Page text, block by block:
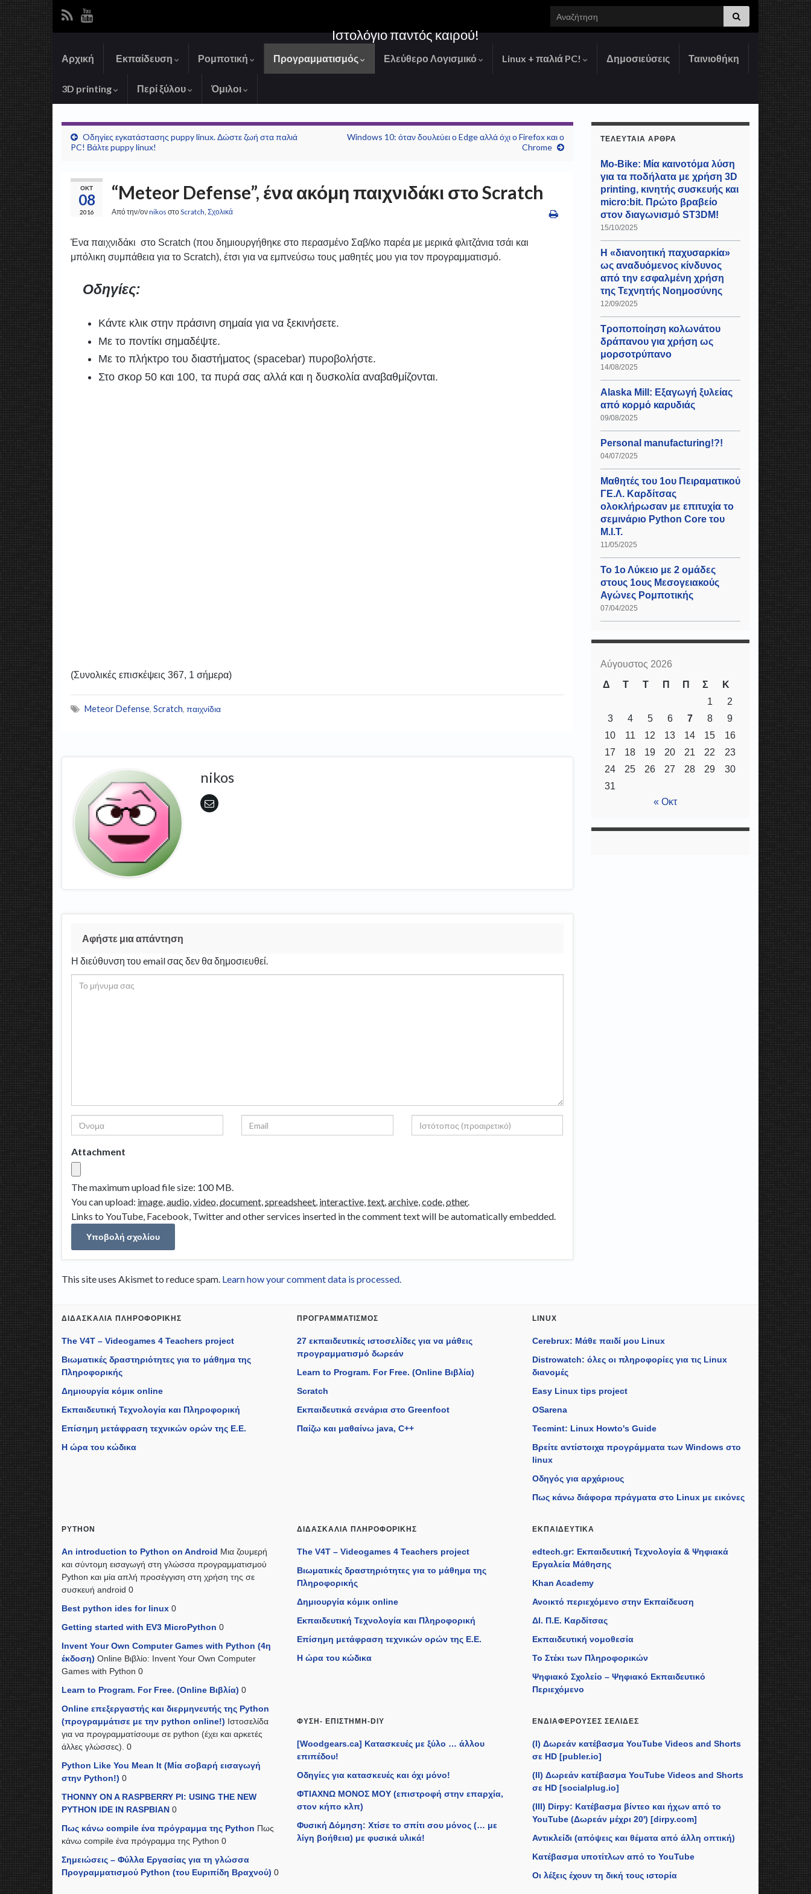
Search for:
Ιστολόγιο παντός καιρού!
Αρχική Εκπαίδευση Ρομποτική Προγραμματισμός Ελεύθερο Λογισμικό Linux + παλιά PC! Δημοσιεύσεις Ταινιοθήκη
3D printing Περί ξύλου Όμιλοι
Oδηγίες εγκατάστασης puppy linux. Δώστε ζωή στα παλιά
PC! Βάλτε puppy linux!
Windows 10: όταν δουλεύει ο Edge αλλά όχι ο Firefox και ο
Chrome
ΟΚΤ
08
2016
“Meteor Defense”, ένα ακόμη παιχνιδάκι στο Scratch
Από την/ονnikos στοScratch, Σχολικά
Ένα παιχνιδάκι στο Scratch (που δημιουργήθηκε στο περασμένο Σαβ/κο παρέα με μερικά φλιτζάνια τσάι και
μπόλικη συμπάθεια για το Scratch), έτσι για να εμπνεύσω τους μαθητές μου για τον προγραμματισμό.
Οδηγίες:
Κάντε κλικ στην πράσινη σημαία για να ξεκινήσετε.
Με το ποντίκι σημαδέψτε.
Με το πλήκτρο του διαστήματος (spacebar) πυροβολήστε.
Στο σκορ 50 και 100, τα πυρά σας αλλά και η δυσκολία αναβαθμίζονται.
(Συνολικές επισκέψεις 367, 1 σήμερα)
Meteor Defense, Scratch, παιχνίδια
nikos
Αφήστε μια απάντηση
Η διεύθυνση του email σας δεν θα δημοσιευθεί.
Attachment
The maximum upload file size: 100 MB.
You can upload: image,audio,video,document,spreadsheet, interactive,text,archive,code,other.
Links to YouTube, Facebook, Twitter and other services inserted in the comment text will be automatically embedded.
This site uses Akismet to reduce spam. Learn how your comment data is processed.
ΤΕΛΕΥΤΑΊΑ ΆΡΘΡΑ
Mo-Bike: Μία καινοτόμα λύση
για τα ποδήλατα με χρήση 3D
printing, κινητής συσκευής και
micro:bit. Πρώτο βραβείο
στον διαγωνισμό ST3DM!
15/10/2025
Η «διανοητική παχυσαρκία»
ως αναδυόμενος κίνδυνος
από την εσφαλμένη χρήση
της Τεχνητής Νοημοσύνης
12/09/2025
Τροποποίηση κολωνάτου
δράπανου για χρήση ως
μορσοτρύπανο
14/08/2025
Alaska Mill: Εξαγωγή ξυλείας
από κορμό καρυδιάς
09/08/2025
Personal manufacturing!?!
04/07/2025
Μαθητές του 1ου Πειραματικού
ΓΕ.Λ. Καρδίτσας
ολοκλήρωσαν με επιτυχία το
σεμινάριο Python Core του
Μ.Ι.Τ.
11/05/2025
Το 1ο Λύκειο με 2 ομάδες
στους 1ους Μεσογειακούς
Αγώνες Ρομποτικής
07/04/2025
Αύγουστος 2026
Δ
Τ Τ Π Π Σ
Κ
1
2
3
4 5 6 7 8
9
10
11 12 13 14 15
16
17
18 19 20 21 22
23
24
25 26 27 28 29
30
31
« Οκτ
ΔΙΔΑΣΚΑΛΊΑ ΠΛΗΡΟΦΟΡΙΚΉΣ
The V4T – Videogames 4 Teachers project
Βιωματικές δραστηριότητες για το μάθημα της
Πληροφορικής
Δημιουργία κόμικ online
Εκπαιδευτική Τεχνολογία και Πληροφορική
Επίσημη μετάφραση τεχνικών ορών της Ε.Ε.
Η ώρα του κώδικα
ΠΡΟΓΡΑΜΜΑΤΙΣΜΌΣ
27 εκπαιδευτικές ιστοσελίδες για να μάθεις
προγραμματισμό δωρεάν
Learn to Program. For Free. (Online Βιβλία)
Scratch
Εκπαιδευτικά σενάρια στο Greenfoot
Παίζω και μαθαίνω java, C++
LINUX
Cerebrux: Μάθε παιδί μου Linux
Distrowatch: όλες οι πληροφορίες για τις Linux
διανομές
Easy Linux tips project
OSarena
Tecmint: Linux Howto's Guide
Βρείτε αντίστοιχα προγράμματα των Windows στο
linux
Οδηγός για αρχάριους
Πως κάνω διάφορα πράγματα στο Linux με εικόνες
PYTHON
An introduction to Python on Android Μια ζουμερή
και σύντομη εισαγωγή στη γλώσσα προγραμματισμού
Python και μία απλή προσέγγιση στη χρήση της σε
συσκευή android 0
Best python ides for linux 0
Getting started with EV3 MicroPython 0
Invent Your Own Computer Games with Python (4η
έκδοση) Online Βιβλίο: Invent Your Own Computer
Games with Python 0
Learn to Program. For Free. (Online Βιβλία) 0
Online επεξεργαστής και διερμηνευτής της Python
(προγραμμάτισε με την python online!) Ιστοσελίδα
για να προγραμματίσουμε σε python (έχει και αρκετές
άλλες γλώσσες). 0
Python Like You Mean It (Mία σοβαρή εισαγωγή
στην Python!) 0
THONNY ON A RASPBERRY PI: USING THE NEW
PYTHON IDE IN RASPBIAN 0
Πως κάνω compile ένα πρόγραμμα της Python Πως
κάνω compile ένα πρόγραμμα της Python 0
Σημειώσεις – Φύλλα Εργασίας για τη γλώσσα
Προγραμματισμού Python (του Ευριπίδη Βραχνού) 0
ΔΙΔΑΣΚΑΛΊΑ ΠΛΗΡΟΦΟΡΙΚΉΣ
The V4T – Videogames 4 Teachers project
Βιωματικές δραστηριότητες για το μάθημα της
Πληροφορικής
Δημιουργία κόμικ online
Εκπαιδευτική Τεχνολογία και Πληροφορική
Επίσημη μετάφραση τεχνικών ορών της Ε.Ε.
Η ώρα του κώδικα
ΕΚΠΑΙΔΕΥΤΙΚΆ
edtech.gr: Εκπαιδευτική Τεχνολογία & Ψηφιακά
Εργαλεία Μάθησης
Khan Academy
Ανοικτό περιεχόμενο στην Εκπαίδευση
ΔΙ. Π.Ε. Καρδίτσας
Εκπαιδευτική νομοθεσία
Το Στέκι των Πληροφορικών
Ψηφιακό Σχολείο – Ψηφιακό Εκπαιδευτικό
Περιεχόμενο
ΦΎΣΗ- ΕΠΙΣΤΉΜΗ-DIY
[Woodgears.ca] Κατασκευές με ξύλο … άλλου
επιπέδου!
Οδηγίες για κατασκευές και όχι μόνο!
ΦΤΙΑΧΝΩ ΜΟΝΟΣ ΜΟΥ (επιστροφή στην επαρχία,
στον κήπο κλπ)
Φυσική Δόμηση: Χτίσε το σπίτι σου μόνος (… με
λίγη βοήθεια) με φυσικά υλικά!
ΕΝΔΙΑΦΈΡΟΥΣΕΣ ΣΕΛΊΔΕΣ
(I) Δωρεάν κατέβασμα YouTube Videos and Shorts
σε HD [publer.io]
(II) Δωρεάν κατέβασμα YouTube Videos and Shorts
σε HD [socialplug.io]
(III) Dirpy: Κατέβασμα βίντεο και ήχων από το
YouTube (Δωρεάν μέχρι 20') [dirpy.com]
Αντικλείδι (απόψεις και θέματα από άλλη οπτική)
Κατέβασμα υποτίτλων από το YouTube
Οι λέξεις έχουν τη δική τους ιστορία